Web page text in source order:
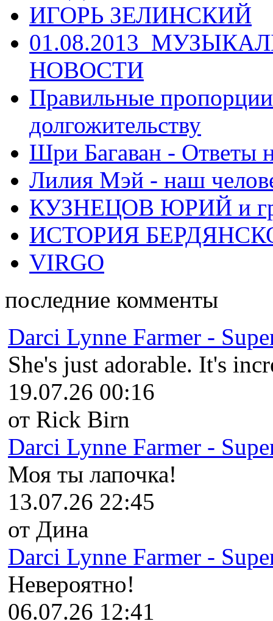
ИГОРЬ ЗЕЛИНСКИЙ
НОВОСТИ
Правильные
долгожительству
Шри Багаван - Ответы
Лилия Мэй - наш
КУЗНЕЦОВ ЮРИЙ и
ИСТОРИЯ
VIRGO
последние комменты
Darci Lynne Farmer -
She's just adorable. It's
19.07.26 00:16
от Rick Birn
Darci Lynne Farmer -
Моя ты лапочка!
13.07.26 22:45
от Дина
Darci Lynne Farmer -
Невероятно!
06.07.26 12:41